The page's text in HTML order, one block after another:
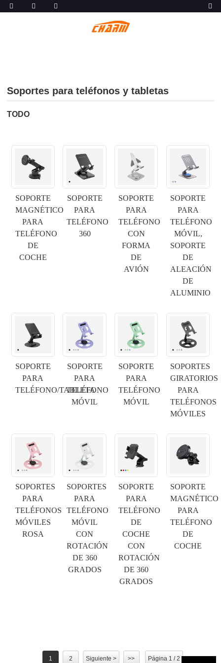
Soportes para teléfonos y tabletas
TODO
SOPORTE
MAGNÉTICO
PARA
TELÉFONO
DE
COCHE
SOPORTE
PARA
TELÉFONO
360
SOPORTE
PARA
TELÉFONO
CON
FORMA
DE
AVIÓN
SOPORTE
PARA
TELÉFONO
MÓVIL,
SOPORTE
DE
ALEACIÓN
DE
ALUMINIO
SOPORTE
PARA
TELÉFONO/TABLETA
SOPORTE
PARA
TELÉFONO
MÓVIL
SOPORTE
PARA
TELÉFONO
MÓVIL
SOPORTES
GIRATORIOS
PARA
TELÉFONOS
MÓVILES
SOPORTES
PARA
TELÉFONOS
MÓVILES
ROSA
SOPORTES
PARA
TELÉFONO
MÓVIL
CON
ROTACIÓN
DE 360
GRADOS
SOPORTE
PARA
TELÉFONO
DE
COCHE
CON
ROTACIÓN
DE 360
GRADOS
SOPORTE
MAGNÉTICO
PARA
TELÉFONO
DE
COCHE
1 2 Siguiente > >> Página 1 / 2
ELIGE TU PROPIA IDENTIDAD
ENVIAR UNA SOLICITUD
Hemos recibido su solicitud y la enviaremos.VERIFICARSu